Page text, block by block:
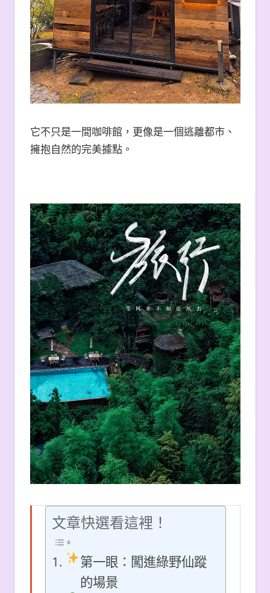
它不只是一間咖啡館，更像是一個逃離都市、
擁抱自然的完美據點。
文章快選看這裡！
第一眼：闖進綠野仙蹤
的場景